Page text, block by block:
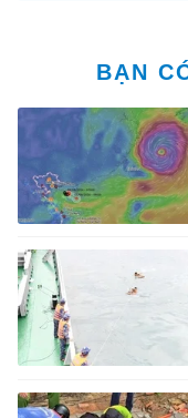
BẠN